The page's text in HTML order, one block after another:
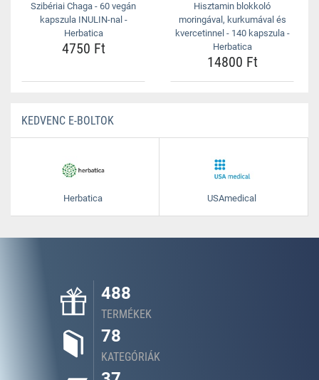
Szibériai Chaga - 60 vegán
kapszula INULIN-nal -
Herbatica
4750 Ft
Hisztamin blokkoló
moringával, kurkumával és
kvercetinnel - 140 kapszula -
Herbatica
14800 Ft
KEDVENC E-BOLTOK
Herbatica USAmedical
488
TERMÉKEK
78
KATEGÓRIÁK